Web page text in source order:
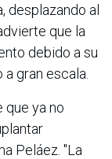
desplazando al
que la
debido a su
gran escala.
que ya no
Peláez. "La